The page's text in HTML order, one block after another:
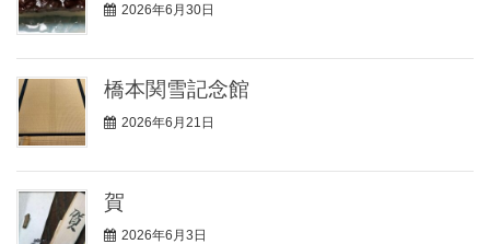
2026年6月30日
橋本関雪記念館
2026年6月21日
賀
2026年6月3日